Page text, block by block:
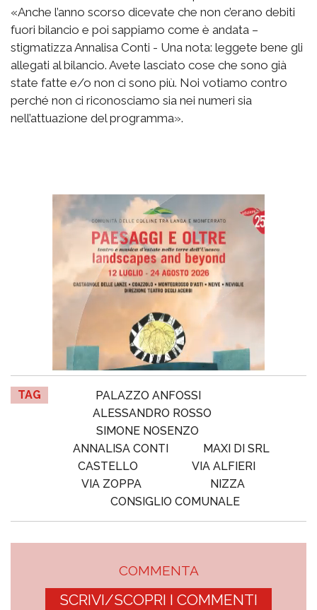
«Anche l’anno scorso dicevate che non c’erano debiti
fuori bilancio e poi sappiamo come è andata –
stigmatizza Annalisa Conti - Una nota: leggete bene gli
allegati al bilancio. Avete lasciato cose che sono già
state fatte e/o non ci sono più. Noi votiamo contro
perché non ci riconosciamo sia nei numeri sia
nell’attuazione del programma».
TAG
PALAZZO ANFOSSI
ALESSANDRO ROSSO
SIMONE NOSENZO
ANNALISA CONTI
MAXI DI SRL
CASTELLO
VIA ALFIERI
VIA ZOPPA
NIZZA
CONSIGLIO COMUNALE
COMMENTA
SCRIVI/SCOPRI I COMMENTI